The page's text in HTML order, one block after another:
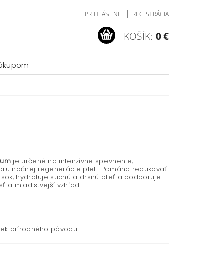
PRIHLÁSENIE | REGISTRÁCIA
KOŠÍK: 0 €
je určené na intenzívne spevnenie,
nočnej regenerácie pleti. Pomáha redukovať
hydratuje suchú a drsnú pleť a podporuje
a mladistvejší vzhľad.
prírodného pôvodu